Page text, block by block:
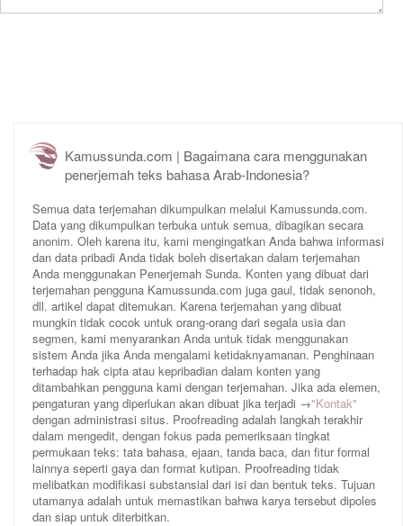
Kamussunda.com | Bagaimana cara menggunakan
penerjemah teks bahasa Arab-Indonesia?
Semua data terjemahan dikumpulkan melalui Kamussunda.com.
Data yang dikumpulkan terbuka untuk semua, dibagikan secara
anonim. Oleh karena itu, kami mengingatkan Anda bahwa informasi
dan data pribadi Anda tidak boleh disertakan dalam terjemahan
Anda menggunakan Penerjemah Sunda. Konten yang dibuat dari
terjemahan pengguna Kamussunda.com juga gaul, tidak senonoh,
dll. artikel dapat ditemukan. Karena terjemahan yang dibuat
mungkin tidak cocok untuk orang-orang dari segala usia dan
segmen, kami menyarankan Anda untuk tidak menggunakan
sistem Anda jika Anda mengalami ketidaknyamanan. Penghinaan
terhadap hak cipta atau kepribadian dalam konten yang
ditambahkan pengguna kami dengan terjemahan. Jika ada elemen,
pengaturan yang diperlukan akan dibuat jika terjadi →"Kontak"
dengan administrasi situs. Proofreading adalah langkah terakhir
dalam mengedit, dengan fokus pada pemeriksaan tingkat
permukaan teks: tata bahasa, ejaan, tanda baca, dan fitur formal
lainnya seperti gaya dan format kutipan. Proofreading tidak
melibatkan modifikasi substansial dari isi dan bentuk teks. Tujuan
utamanya adalah untuk memastikan bahwa karya tersebut dipoles
dan siap untuk diterbitkan.